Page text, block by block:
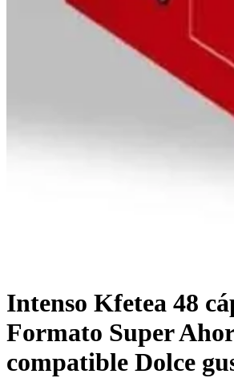
Intenso Kfetea 48
Formato Super
compatible Dolce